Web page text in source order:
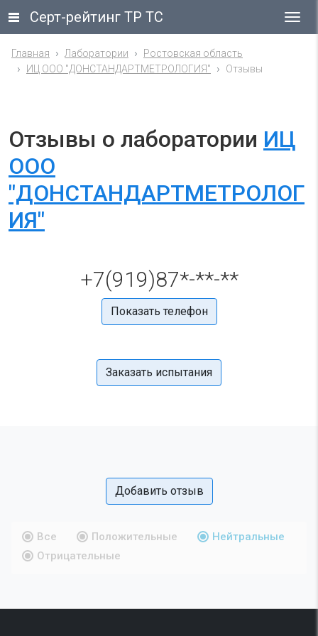
Серт-рейтинг ТР ТС
Главная Лаборатории
Ростовская область
ИЦ ООО "ДОНСТАНДАРТМЕТРОЛОГИЯ"
Отзывы
Отзывы о лаборатории ИЦ
ООО
"ДОНСТАНДАРТМЕТРОЛОГ
ИЯ"
+7(919)87*-**-**
Показать телефон
Заказать испытания
Добавить отзыв
Все Положительные
Нейтральные
Отрицательные